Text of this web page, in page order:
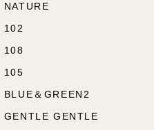
NATURE
102
108
105
BLUE＆GREEN2
GENTLE GENTLE